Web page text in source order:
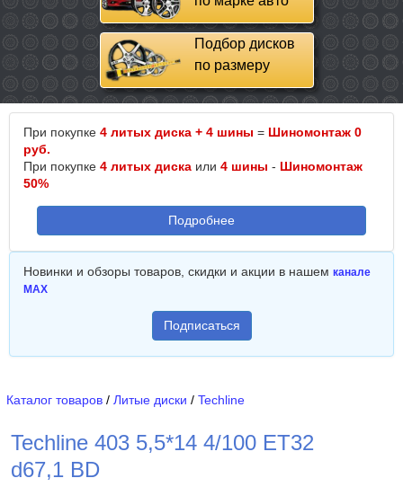
Подбор дисков
по размеру
При покупке 4 литых диска + 4 шины = Шиномонтаж 0
руб.
При покупке 4 литых диска или 4 шины - Шиномонтаж
50%
Подробнее
Новинки и обзоры товаров, скидки и акции в нашем канале
MAX
Подписаться
Каталог товаров / Литые диски / Techline
Techline 403 5,5*14 4/100 ET32
d67,1 BD